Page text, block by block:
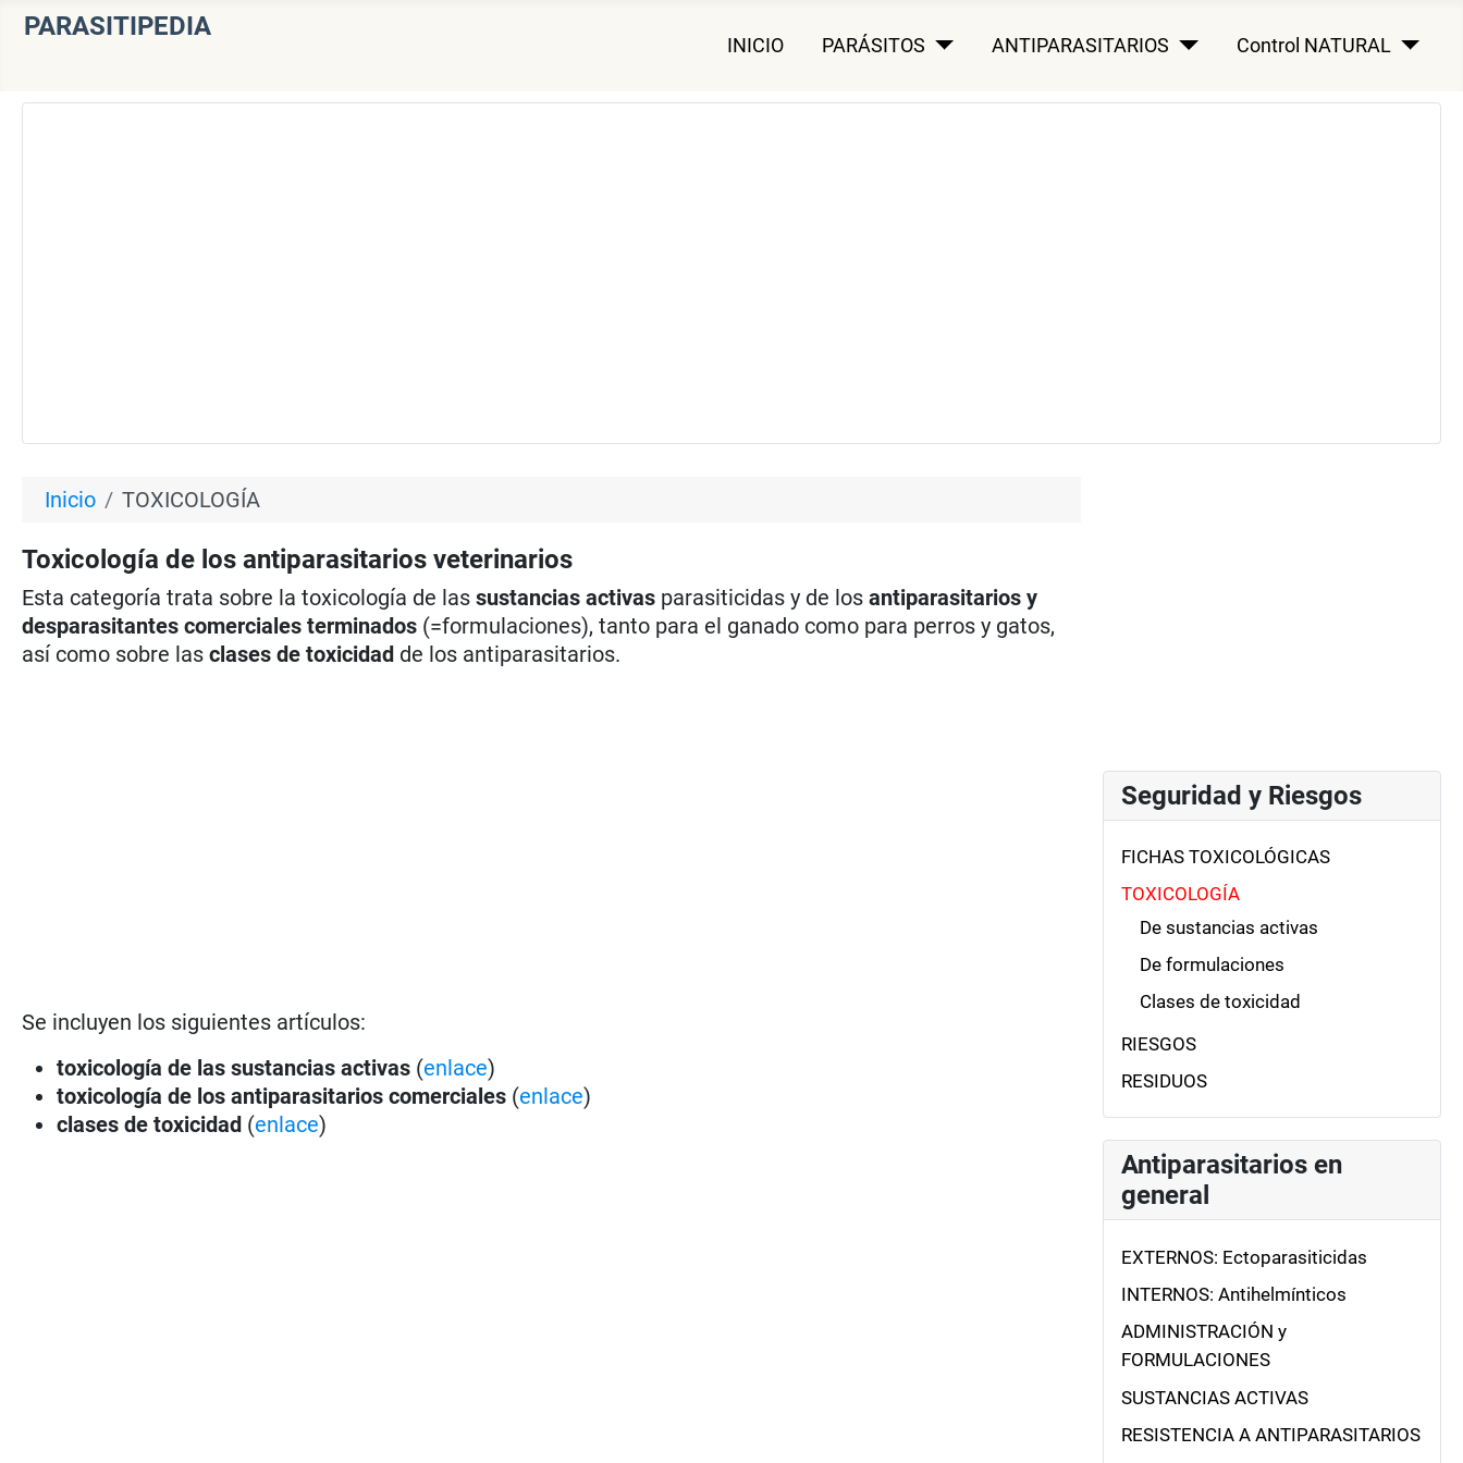
PARASITIPEDIA
INICIO PARÁSITOS ANTIPARASITARIOS Control NATURAL
Inicio TOXICOLOGÍA
Toxicología de los antiparasitarios veterinarios
Esta categoría trata sobre la toxicología de lassustancias activas parasiticidas y de losantiparasitarios y
desparasitantes comerciales terminados (=formulaciones), tanto para el ganado como para perros y gatos,
así como sobre lasclases de toxicidad de los antiparasitarios.
Se incluyen los siguientes artículos:
toxicología de las sustancias activas (enlace)
toxicología de los antiparasitarios comerciales (enlace)
clases de toxicidad (enlace)
Seguridad y Riesgos
FICHAS TOXICOLÓGICAS
TOXICOLOGÍA
De sustancias activas
De formulaciones
Clases de toxicidad
RIESGOS
RESIDUOS
Antiparasitarios en
general
EXTERNOS: Ectoparasiticidas
INTERNOS: Antihelmínticos
ADMINISTRACIÓN y
FORMULACIONES
SUSTANCIAS ACTIVAS
RESISTENCIA A ANTIPARASITARIOS